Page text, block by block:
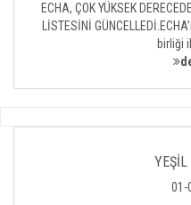
ECHA, ÇOK YÜKSEK
LİSTESİNİ
birliği
YEŞİL
01-